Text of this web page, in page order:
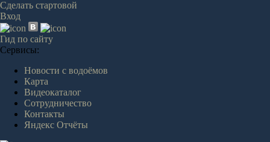
Сделать стартовой
Вход
Гид по сайту
Сервисы:
Новости с водоёмов
Карта
Видеокаталог
Сотрудничество
Контакты
Яндекс Отчёты